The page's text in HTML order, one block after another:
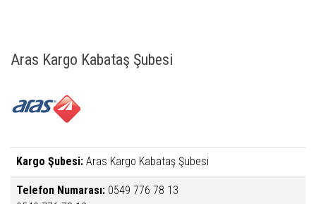
Aras Kargo Kabataş Şubesi
Kargo Şubesi: Aras Kargo Kabataş Şubesi
Telefon Numarası: 0549 776 78 13